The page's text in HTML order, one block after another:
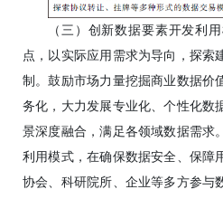
（三）创新数据要素开发利
点，以实际应用需求为导向，探索
制。鼓励市场力量挖掘商业数据价
务化，大力发展专业化、个性化数
景深度融合，满足各领域数据需求
利用模式，在确保数据安全、保障
协会、科研院所、企业等多方参与